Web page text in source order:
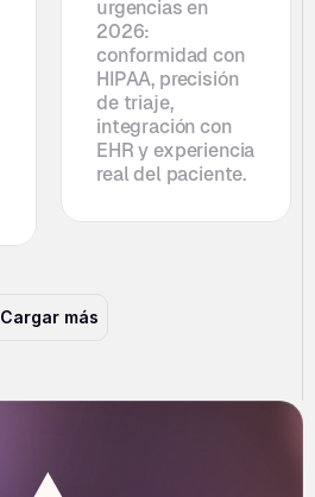
urgencias en
2026:
conformidad con
HIPAA, precisión
de triaje,
integración con
EHR y experiencia
real del paciente.
Cargar más